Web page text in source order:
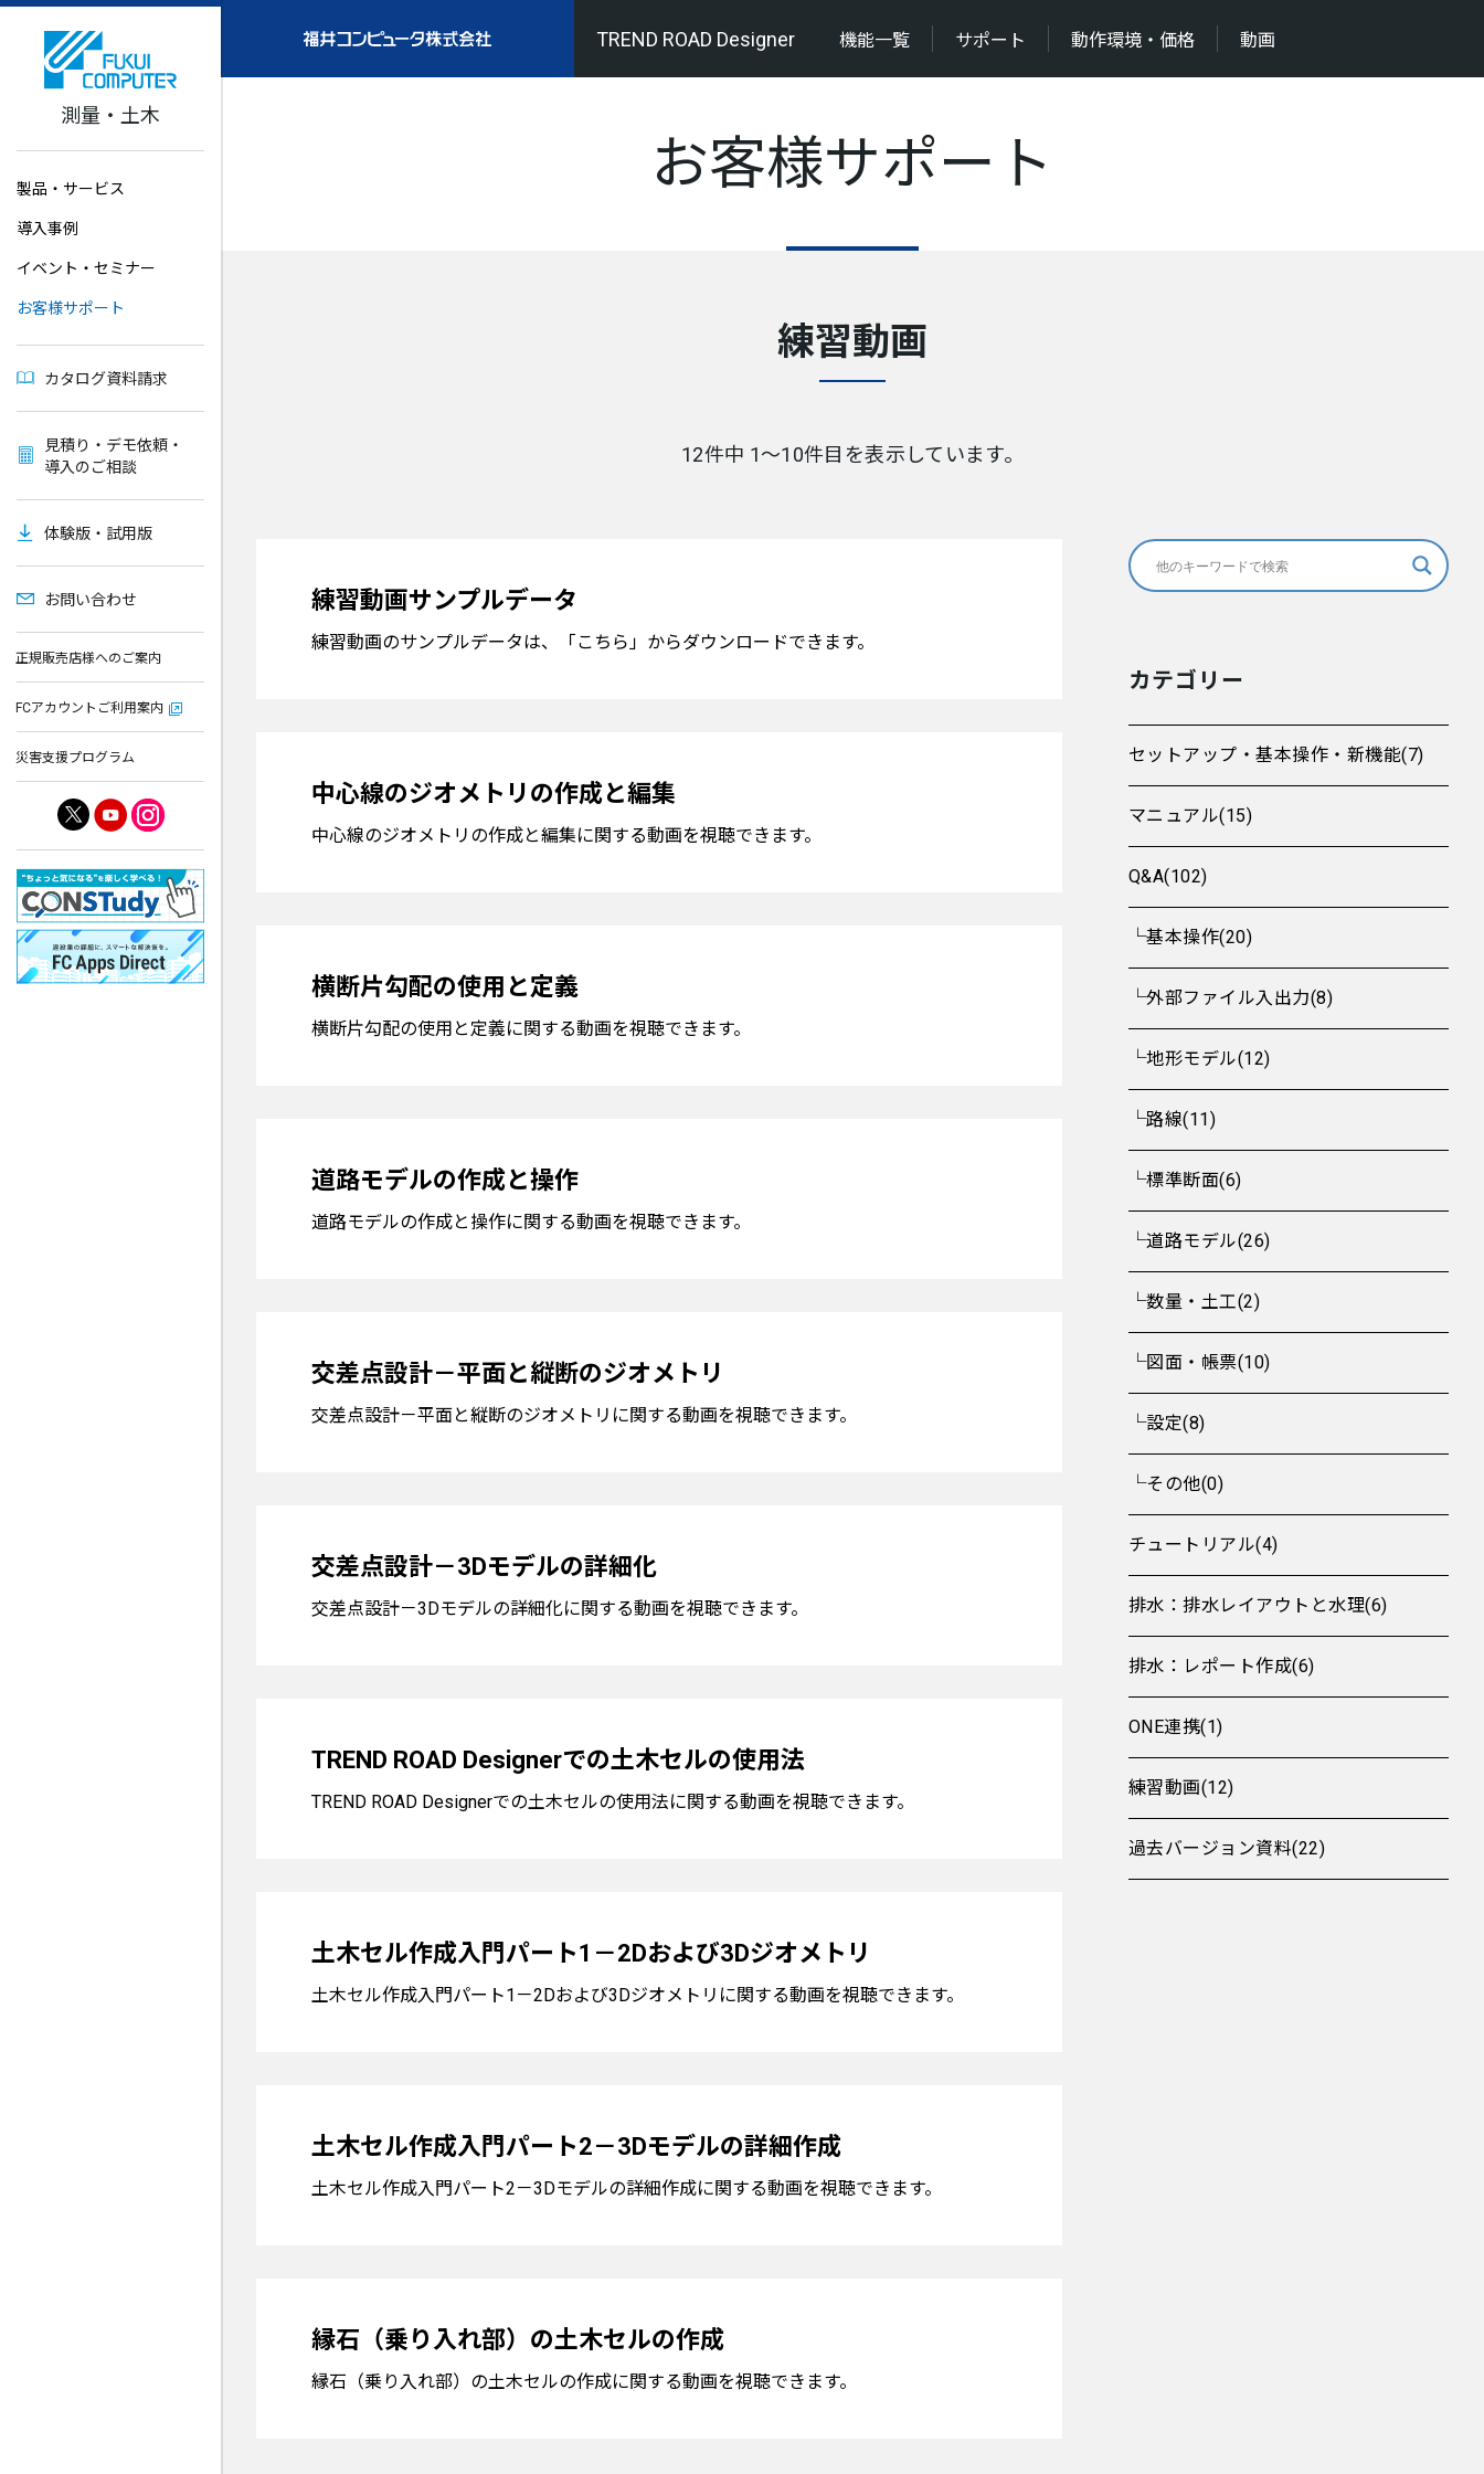
測量・土木
製品・サービス
導入事例
イベント・セミナー
お客様サポート
カタログ資料請求
見積り・デモ依頼・
導入のご相談
体験版・試用版
お問い合わせ
正規販売店様へのご案内
FCアカウントご利用案内
災害支援プログラム
TREND ROAD Designer 機能一覧 サポート 動作環境・価格 動画
お客様サポート
練習動画
12件中 1〜10件目を表示しています。
練習動画サンプルデータ
練習動画のサンプルデータは、「こちら」からダウンロードできます。
中心線のジオメトリの作成と編集
中心線のジオメトリの作成と編集に関する動画を視聴できます。
横断片勾配の使用と定義
横断片勾配の使用と定義に関する動画を視聴できます。
道路モデルの作成と操作
道路モデルの作成と操作に関する動画を視聴できます。
交差点設計－平面と縦断のジオメトリ
交差点設計－平面と縦断のジオメトリに関する動画を視聴できます。
交差点設計－3Dモデルの詳細化
交差点設計－3Dモデルの詳細化に関する動画を視聴できます。
TREND ROAD Designerでの土木セルの使用法
TREND ROAD Designerでの土木セルの使用法に関する動画を視聴できます。
土木セル作成入門パート1－2Dおよび3Dジオメトリ
土木セル作成入門パート1－2Dおよび3Dジオメトリに関する動画を視聴できます。
土木セル作成入門パート2－3Dモデルの詳細作成
土木セル作成入門パート2－3Dモデルの詳細作成に関する動画を視聴できます。
縁石（乗り入れ部）の土木セルの作成
縁石（乗り入れ部）の土木セルの作成に関する動画を視聴できます。
カテゴリー
セットアップ・基本操作・新機能(7)
マニュアル(15)
Q&A(102)
└基本操作(20)
└外部ファイル入出力(8)
└地形モデル(12)
└路線(11)
└標準断面(6)
└道路モデル(26)
└数量・土工(2)
└図面・帳票(10)
└設定(8)
└その他(0)
チュートリアル(4)
排水：排水レイアウトと水理(6)
排水：レポート作成(6)
ONE連携(1)
練習動画(12)
過去バージョン資料(22)